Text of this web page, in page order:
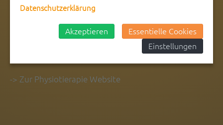
-> Zur Physiotierapie Website
Datenschutzerklärung
Akzeptieren
Essentielle Cookies
Einstellungen